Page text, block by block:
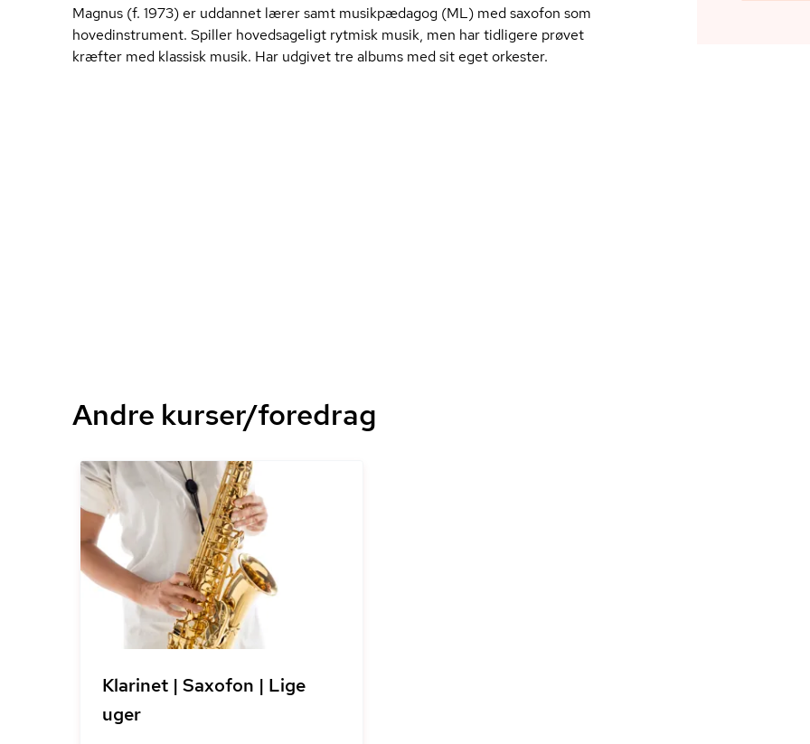
Magnus (f. 1973) er uddannet lærer samt musikpædagog (ML) med saxofon som
ho­ve­d­in­stru­ment. Spiller hovedsageligt rytmisk musik, men har tidligere prøvet
kræfter med klassisk musik. Har udgivet tre albums med sit eget orkester.
Andre kurser/foredrag
Klarinet | Saxofon | Lige
uger